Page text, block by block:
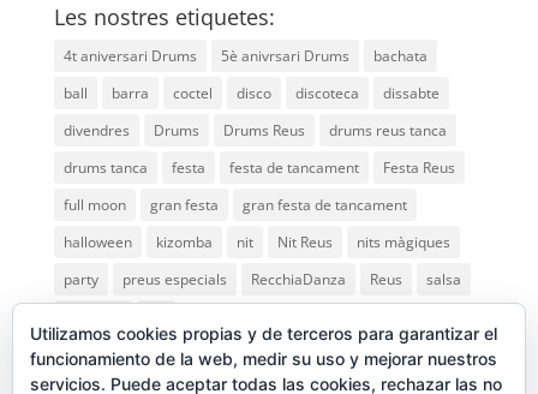
Les nostres etiquetes:
4t aniversari Drums 5è anivrsari Drums
bachata
ball
barra coctel disco discoteca
dissabte
divendres
Drums Drums Reus
drums reus tanca
drums tanca
festa festa de tancament
Festa Reus
full moon
gran festa
gran festa de tancament
halloween
kizomba nit Nit Reus
nits màgiques
party
preus especials RecchiaDanza Reus
salsa
Utilizamos cookies propias y de terceros para garantizar el
funcionamiento de la web, medir su uso y mejorar nuestros
servicios. Puede aceptar todas las cookies, rechazar las no